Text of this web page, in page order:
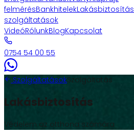
felmérésBankhitelekLakásbiztosítás
szolgáltatások
VideóRólunkBlogKapcsolat
0754 54 00 55
SzolgáltatásokSzolgáltatás
Lakásbiztosítás
Védelem az otthona számára